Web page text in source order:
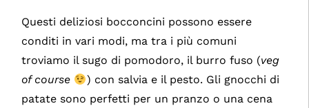
Questi deliziosi bocconcini possono essere
conditi in vari modi, ma tra i più comuni
troviamo il sugo di pomodoro, il burro fuso (veg
of course
) con salvia e il pesto. Gli gnocchi di
patate sono perfetti per un pranzo o una cena